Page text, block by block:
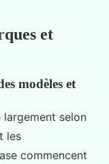
et
modèles et
largement selon
les
commencent